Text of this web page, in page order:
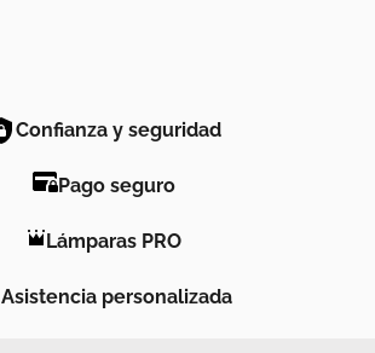
Confianza y seguridad
Pago seguro
Lámparas PRO
Asistencia personalizada